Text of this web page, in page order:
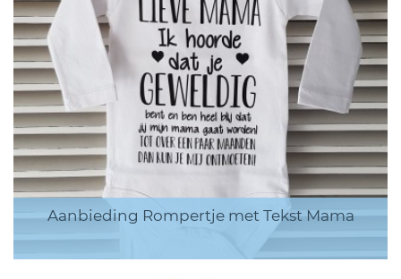
Aanbieding Rompertje met Tekst Mama